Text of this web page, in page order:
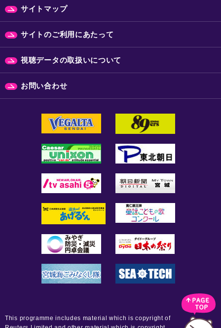
サイトマップ
サイトのご利用にあたって
視聴データの取扱いについて
お問い合わせ
This programme includes material which is copyright of